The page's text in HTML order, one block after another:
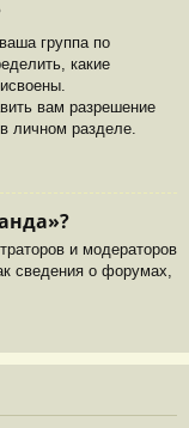
группа по
какие
вам разрешение
личном разделе.
и модераторов
сведения о форумах,